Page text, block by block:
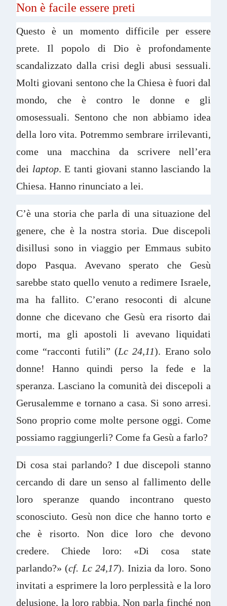
Non è facile essere preti
Questo è un momento difficile per essere
prete. Il popolo di Dio è profondamente
scandalizzato dalla crisi degli abusi sessuali.
Molti giovani sentono che la Chiesa è fuori dal
mondo, che è contro le donne e gli
omosessuali. Sentono che non abbiamo idea
della loro vita. Potremmo sembrare irrilevanti,
come una macchina da scrivere nell’era
dei laptop. E tanti giovani stanno lasciando la
Chiesa. Hanno rinunciato a lei.
C’è una storia che parla di una situazione del
genere, che è la nostra storia. Due discepoli
disillusi sono in viaggio per Emmaus subito
dopo Pasqua. Avevano sperato che Gesù
sarebbe stato quello venuto a redimere Israele,
ma ha fallito. C’erano resoconti di alcune
donne che dicevano che Gesù era risorto dai
morti, ma gli apostoli li avevano liquidati
come “racconti futili” (Lc 24,11). Erano solo
donne! Hanno quindi perso la fede e la
speranza. Lasciano la comunità dei discepoli a
Gerusalemme e tornano a casa. Si sono arresi.
Sono proprio come molte persone oggi. Come
possiamo raggiungerli? Come fa Gesù a farlo?
Di cosa stai parlando? I due discepoli stanno
cercando di dare un senso al fallimento delle
loro speranze quando incontrano questo
sconosciuto. Gesù non dice che hanno torto e
che è risorto. Non dice loro che devono
credere. Chiede loro: «Di cosa state
parlando?» (cf. Lc 24,17). Inizia da loro. Sono
invitati a esprimere la loro perplessità e la loro
delusione, la loro rabbia. Non parla finché non